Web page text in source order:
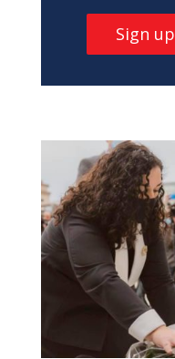
Sign up